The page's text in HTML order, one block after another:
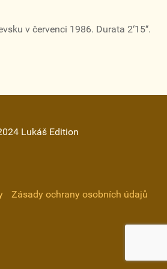
v červenci 1986. Durata 2‘15‘‘.
Lukáš Edition
Zásady ochrany osobních údajů